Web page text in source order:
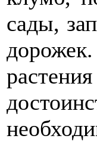
сады,